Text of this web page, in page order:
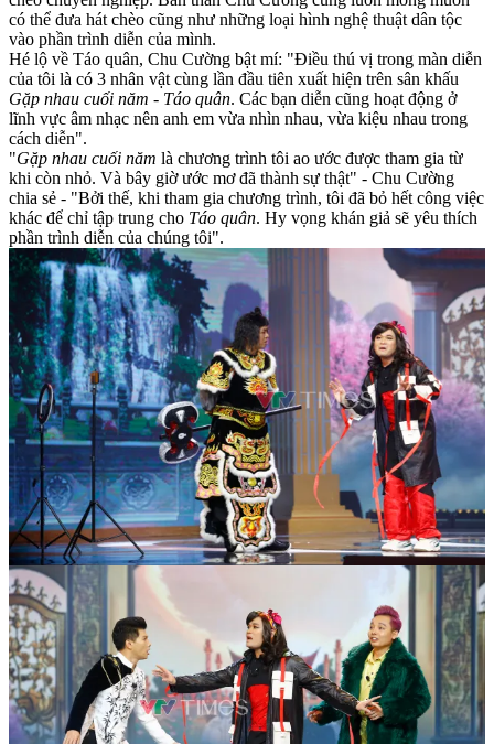
có thể đưa hát chèo cũng như những loại hình nghệ thuật dân tộc
vào phần trình diễn của mình.
Hé lộ về Táo quân, Chu Cường bật mí: "Điều thú vị trong màn diễn
của tôi là có 3 nhân vật cùng lần đầu tiên xuất hiện trên sân khấu
Gặp nhau cuối năm - Táo quân. Các bạn diễn cũng hoạt động ở
lĩnh vực âm nhạc nên anh em vừa nhìn nhau, vừa kiệu nhau trong
cách diễn".
"Gặp nhau cuối năm là chương trình tôi ao ước được tham gia từ
khi còn nhỏ. Và bây giờ ước mơ đã thành sự thật" - Chu Cường
chia sẻ - "Bởi thế, khi tham gia chương trình, tôi đã bỏ hết công việc
khác để chỉ tập trung cho Táo quân. Hy vọng khán giả sẽ yêu thích
phần trình diễn của chúng tôi".